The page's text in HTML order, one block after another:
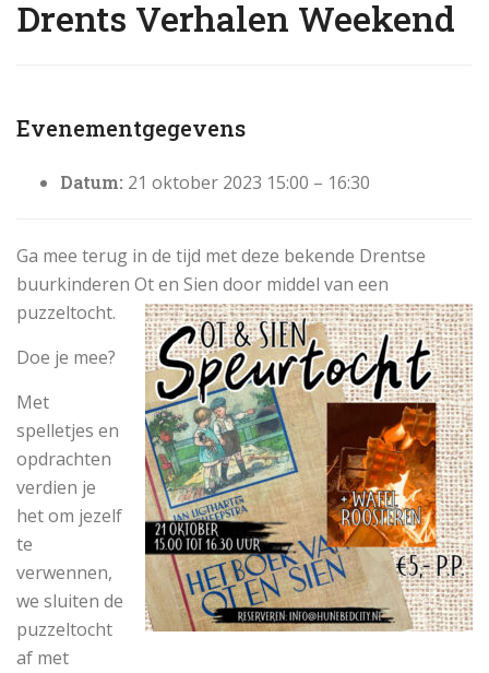
Drents Verhalen Weekend
Evenementgegevens
Datum: 21 oktober 2023 15:00 – 16:30
Ga mee terug in de tijd met deze bekende Drentse
buurkinderen Ot en Sien door middel van een
puzzeltocht.
Doe je mee?
Met
spelletjes en
opdrachten
verdien je
het om jezelf
te
verwennen,
we sluiten de
puzzeltocht
af met